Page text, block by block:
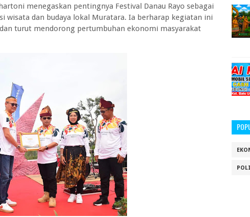
menegaskan pentingnya Festival Danau Rayo sebagai
wisata dan budaya lokal Muratara. Ia berharap kegiatan ini
turut mendorong pertumbuhan ekonomi masyarakat